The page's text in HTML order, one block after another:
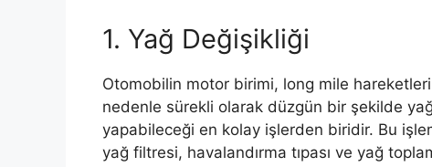
1. Yağ Değişikliği
Otomobilin motor birimi, long mile
nedenle sürekli olarak düzgün bir şekilde
yapabileceği en kolay işlerden biridir. Bu
yağ filtresi, havalandırma tıpası ve yağ